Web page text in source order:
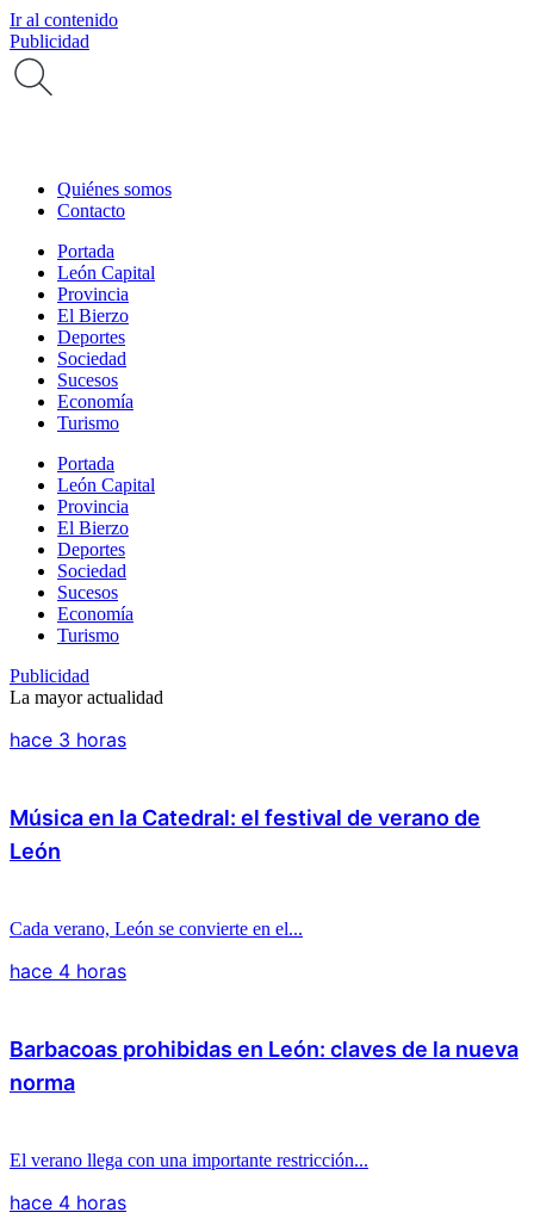
Ir al contenido
Publicidad
Quiénes somos
Contacto
Portada
León Capital
Provincia
El Bierzo
Deportes
Sociedad
Sucesos
Economía
Turismo
Portada
León Capital
Provincia
El Bierzo
Deportes
Sociedad
Sucesos
Economía
Turismo
Publicidad
La mayor actualidad
hace 3 horas
Música en la Catedral: el festival de verano de
León
Cada verano, León se convierte en el...
hace 4 horas
Barbacoas prohibidas en León: claves de la nueva
norma
El verano llega con una importante restricción...
hace 4 horas